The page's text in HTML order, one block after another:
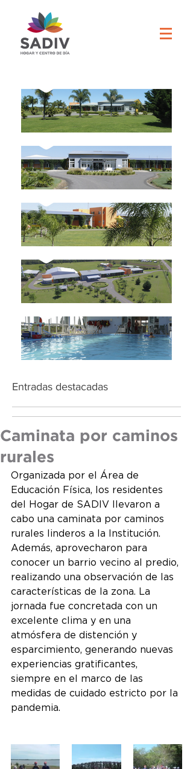
Entradas destacadas
Caminata por caminos
rurales
Organizada por el Área de
Educación Física, los residentes
del Hogar de SADIV llevaron a
cabo una caminata por caminos
rurales linderos a la Institución.
Además, aprovecharon para
conocer un barrio vecino al predio,
realizando una observación de las
características de la zona. La
jornada fue concretada con un
excelente clima y en una
atmósfera de distención y
esparcimiento, generando nuevas
experiencias gratificantes,
siempre en el marco de las
medidas de cuidado estricto por la
pandemia.